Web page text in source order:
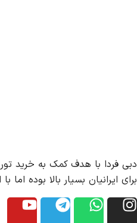
دبی فردا با هدف کمک به خرید
برای ایرانیان بسیار بالا بوده اما با